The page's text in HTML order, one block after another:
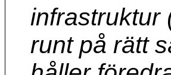
infrastruktur
runt på rätt